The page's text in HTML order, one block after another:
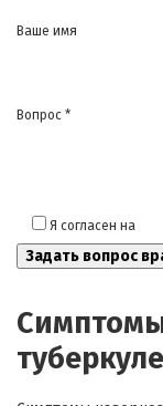
Ваше имя
Вопрос *
Я согласен на